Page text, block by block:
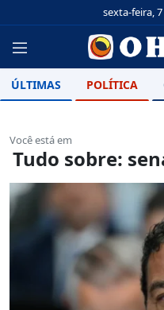
sexta-feira,
ÚLTIMAS POLÍTICA
Você está em
Tudo sobre: